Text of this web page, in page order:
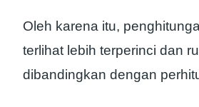
Oleh karena itu,
terlihat lebih terperinci dan
dibandingkan dengan